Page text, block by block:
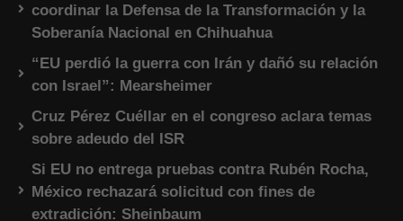
coordinar la Defensa de la Transformación y la
Soberanía Nacional en Chihuahua
“EU perdió la guerra con Irán y dañó su relación
con Israel”: Mearsheimer
Cruz Pérez Cuéllar en el congreso aclara temas
sobre adeudo del ISR
Si EU no entrega pruebas contra Rubén Rocha,
México rechazará solicitud con fines de
extradición: Sheinbaum